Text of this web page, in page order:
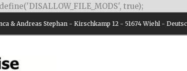
true);
& Andreas Stephan - Kirschkamp 12 - 51674 Wiehl -